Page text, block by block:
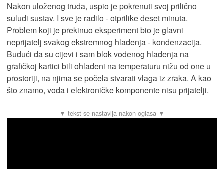
Nakon uloženog truda, uspio je pokrenuti svoj prilično
suludi sustav. I sve je radilo - otprilike deset minuta.
Problem koji je prekinuo eksperiment bio je glavni
neprijatelj svakog ekstremnog hlađenja - kondenzacija.
Budući da su cijevi i sam blok vodenog hlađenja na
grafičkoj kartici bili ohlađeni na temperaturu nižu od one u
prostoriji, na njima se počela stvarati vlaga iz zraka. A kao
što znamo, voda i elektroničke komponente nisu prijatelji.